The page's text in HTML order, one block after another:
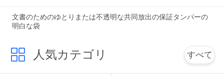
文書のためのゆとりまたは不透明な共同放出の保証タンパーの
明白な袋
人気カテゴリ すべて